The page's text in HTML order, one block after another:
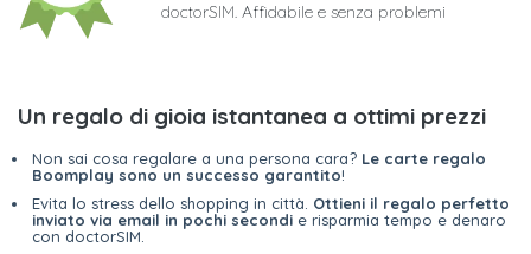
doctorSIM. Affidabile e senza problemi
Un regalo di gioia istantanea a ottimi prezzi
Non sai cosa regalare a una persona cara? Le carte regalo
Boomplay sono un successo garantito!
Evita lo stress dello shopping in città. Ottieni il regalo perfetto
inviato via email in pochi secondi e risparmia tempo e denaro
con doctorSIM.